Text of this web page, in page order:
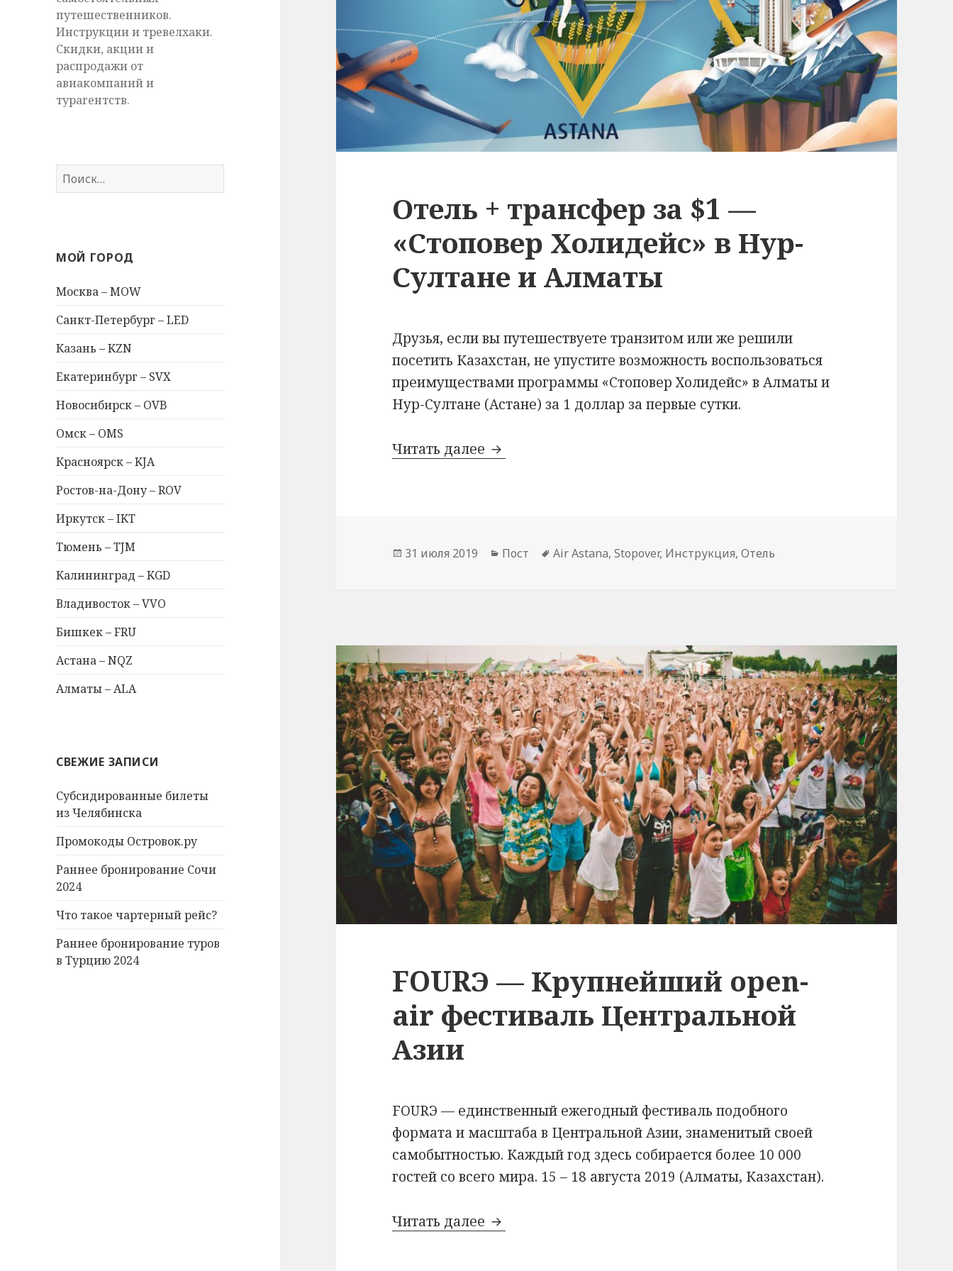
путешественников.
Инструкции и тревелхаки.
Скидки, акции и
распродажи от
авиакомпаний и
турагентств.
Найти:
МОЙ ГОРОД
Москва – MOW
Санкт-Петербург – LED
Казань – KZN
Екатеринбург – SVX
Новосибирск – OVB
Омск – OMS
Красноярск – KJA
Ростов-на-Дону – ROV
Иркутск – IKT
Тюмень – TJM
Калининград – KGD
Владивосток – VVO
Бишкек – FRU
Астана – NQZ
Алматы – ALA
СВЕЖИЕ ЗАПИСИ
Субсидированные билеты
из Челябинска
Промокоды Островок.ру
Раннее бронирование Сочи
2024
Что такое чартерный рейс?
Раннее бронирование туров
в Турцию 2024
Отель + трансфер за $1 —
«Стоповер Холидейс» в Нур-
Султане и Алматы
Друзья, если вы путешествуете транзитом или же решили
посетить Казахстан, не упустите возможность воспользоваться
преимуществами программы «Стоповер Холидейс» в Алматы и
Нур-Султане (Астане) за 1 доллар за первые сутки.
Читать далее Отель + трансфер за $1 — «Стоповер Холидейс» в Нур-Султане и
Опубликовано
31 июля 2019 Рубрики
Пост Метки
Air Astana,Stopover, Инструкция,Отель
FOURЭ — Крупнейший open-
air фестиваль Центральной
Азии
FOURЭ — единственный ежегодный фестиваль подобного
формата и масштаба в Центральной Азии, знаменитый своей
самобытностью. Каждый год здесь собирается более 10 000
гостей со всего мира. 15 – 18 августа 2019 (Алматы, Казахстан).
Читать далее FOURЭ — Крупнейший open-air фестиваль Центральной Азии